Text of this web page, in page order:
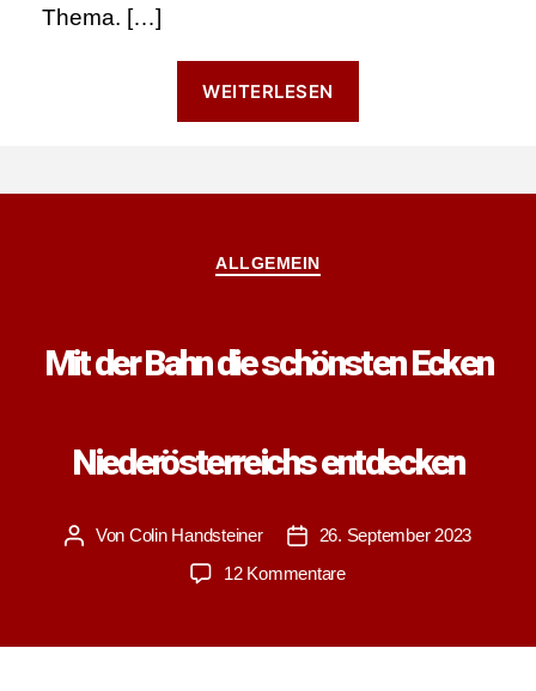
Thema. […]
WEITERLESEN
Kategorien
ALLGEMEIN
Mit der Bahn die schönsten Ecken
Niederösterreichs entdecken
Beitragsautor
Von Colin Handsteiner Veröffentlichungsdatum
26. September 2023
12 Kommentarezu
Bahn